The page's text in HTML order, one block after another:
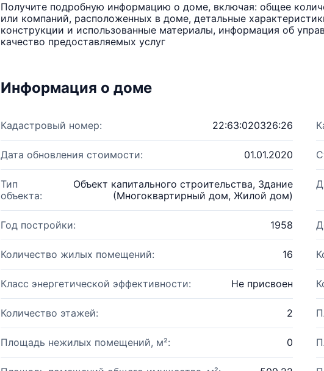
Получите подробную информацию о доме, включая: общее
или компаний, расположенных в доме, детальные
конструкции и использованные материалы, информация об
качество предоставляемых услуг
Информация о доме
Кадастровый номер: 22:63:020326:26
Дата обновления стоимости: 01.01.2020
Тип
объекта:
Объект капитального строительства, Здание
(Многоквартирный дом, Жилой дом)
Год постройки: 1958
Количество жилых помещений: 16
Класс энергетической эффективности: Не присвоен
Количество этажей: 2
Площадь нежилых помещений, м²: 0